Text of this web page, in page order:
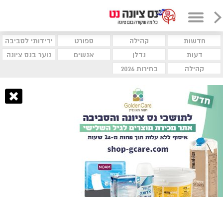
חדשות קהילה ספורט
ידידותי לסביבה
דעות
נדלן אנשים
נוער בנס ציונה
קהילה
בחירות 2026